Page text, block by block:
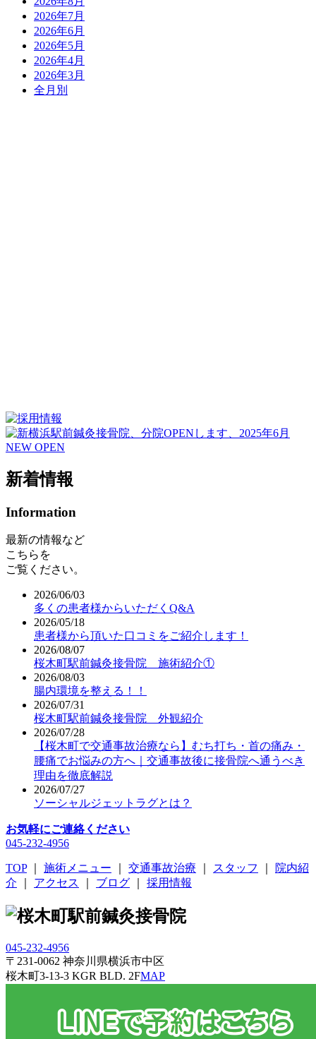
2026年7月
2026年6月
2026年5月
2026年4月
2026年3月
全月別
お知らせや
お役立ち情報など
新着情報
Information
最新の情報など
こちらを
ご覧ください。
2026/06/03
多くの患者様からいただくQ&A
2026/05/18
患者様から頂いた口コミをご紹介します！
2026/08/07
桜木町駅前鍼灸接骨院 施術紹介①
2026/08/03
腸内環境を整える！！
2026/07/31
桜木町駅前鍼灸接骨院 外観紹介
2026/07/28
【桜木町で交通事故治療なら】むち打ち・首の痛み・
腰痛でお悩みの方へ｜交通事故後に接骨院へ通うべき
理由を徹底解説
2026/07/27
ソーシャルジェットラグとは？
TOP｜ 施術メニュー 交通事故治療 スタッフ
院内紹
介
アクセス ブログ 採用情報
045-232-4956
〒231-0062 神奈川県横浜市中区
桜木町3-13-3 KGR BLD. 2FMAP